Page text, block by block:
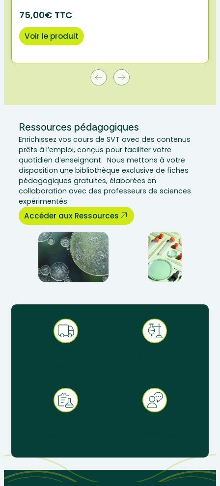
75,00€ TTC
Voir le produit
Ressources pédagogiques
Enrichissez vos cours de SVT avec des contenus
prêts à l’emploi, conçus pour faciliter votre
quotidien d’enseignant. Nous mettons à votre
disposition une bibliothèque exclusive de fiches
pédagogiques gratuites, élaborées en
collaboration avec des professeurs de sciences
expérimentés.
Accéder aux Ressources